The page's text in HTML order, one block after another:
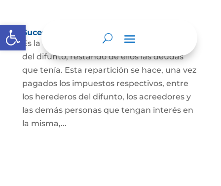
Abrir barra de herramientas
Sucesión de bienes por causa de muerte
Es la que se hace para repartir los bienes
del difunto, restando de ellos las deudas
que tenía. Esta repartición se hace, una vez
pagados los impuestos respectivos, entre
los herederos del difunto, los acreedores y
las demás personas que tengan interés en
la misma,...